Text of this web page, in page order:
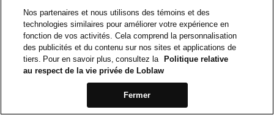
Nos partenaires et nous utilisons des témoins et des
technologies similaires pour améliorer votre expérience en
fonction de vos activités. Cela comprend la personnalisation
des publicités et du contenu sur nos sites et applications de
tiers. Pour en savoir plus, consultez la
Politique relative
au respect de la vie privée de Loblaw
Fermer